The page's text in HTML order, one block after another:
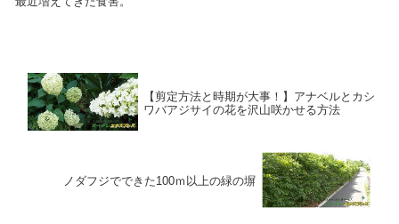
【剪定方法と時期が大事！】アナベルとカシ
ワバアジサイの花を沢山咲かせる方法
ノダフジでできた100ｍ以上の緑の塀